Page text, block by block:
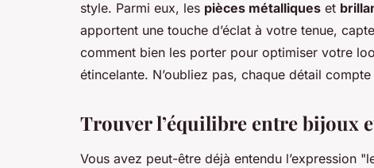
style. Parmi eux, les pièces métalliques et
apportent une touche d’éclat à votre tenue,
comment bien les porter pour optimiser votre
étincelante. N’oubliez pas, chaque détail compte
Trouver l’équilibre entre bijoux
Vous avez peut-être déjà entendu l’expression